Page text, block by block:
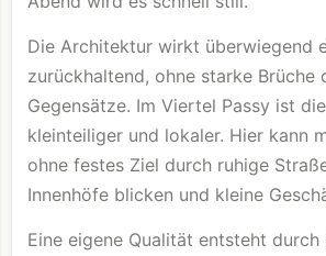
Die Architektur wirkt überwiegend
zurückhaltend, ohne starke Brüche
Gegensätze. Im Viertel Passy ist
kleinteiliger und lokaler. Hier kann
ohne festes Ziel durch ruhige
Innenhöfe blicken und kleine
Eine eigene Qualität entsteht durch